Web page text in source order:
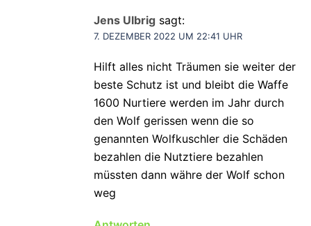
Jens Ulbrig sagt:
7. DEZEMBER 2022 UM 22:41 UHR
Hilft alles nicht Träumen sie weiter der
beste Schutz ist und bleibt die Waffe
1600 Nurtiere werden im Jahr durch
den Wolf gerissen wenn die so
genannten Wolfkuschler die Schäden
bezahlen die Nutztiere bezahlen
müssten dann währe der Wolf schon
weg